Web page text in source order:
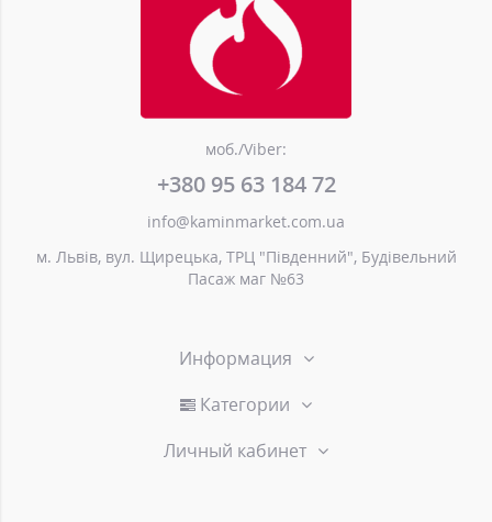
моб./Viber:
+380 95 63 184 72
info@kaminmarket.com.ua
м. Львів, вул. Щирецька, ТРЦ "Південний", Будівельний
Пасаж маг №63
Информация
Категории
Личный кабинет